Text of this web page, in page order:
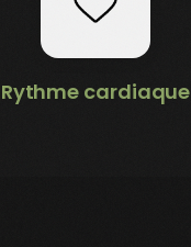
Rythme cardiaque